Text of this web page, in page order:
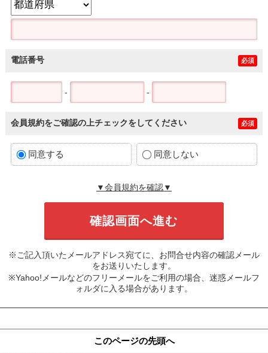
電話番号 必須
- -
会員規約をご確認の上チェックをしてください 必須
同意する 同意しない
▼会員規約を確認▼
※ご記入頂いたメールアドレス宛てに、お問合せ内容の確認メール
をお送りいたします。
※Yahoo!メールなどのフリーメールをご利用の場合、迷惑メールフ
ォルダに入る場合があります。
このページの先頭へ